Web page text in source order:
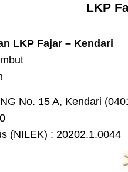
LKP
LKP Fajar – Kendari
No. 15 A, Kendari
(NILEK) : 20202.1.0044